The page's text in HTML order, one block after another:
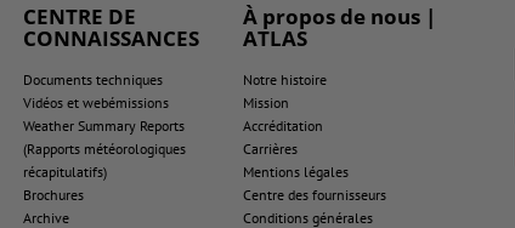
CENTRE DE
CONNAISSANCES
Documents techniques
Vidéos et webémissions
Weather Summary Reports
(Rapports météorologiques
récapitulatifs)
Brochures
Archive
À propos de nous |
ATLAS
Notre histoire
Mission
Accréditation
Carrières
Mentions légales
Centre des fournisseurs
Conditions générales